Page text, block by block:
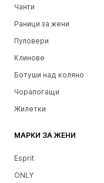
Чанти
Раници за жени
Пуловери
Клинове
Ботуши над коляно
Чорапогащи
Жилетки
МАРКИ ЗА ЖЕНИ
Esprit
ONLY